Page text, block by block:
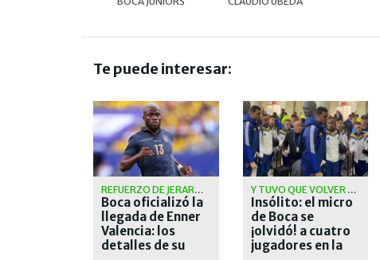
Te puede interesar:
REFUERZO DE JERARQUÍA
Boca oficializó la
llegada de Enner
Valencia: los
detalles de su
Y TUVO QUE VOLVER A BUSCARLOS
Insólito: el micro
de Boca se
¡olvidó! a cuatro
jugadores en la